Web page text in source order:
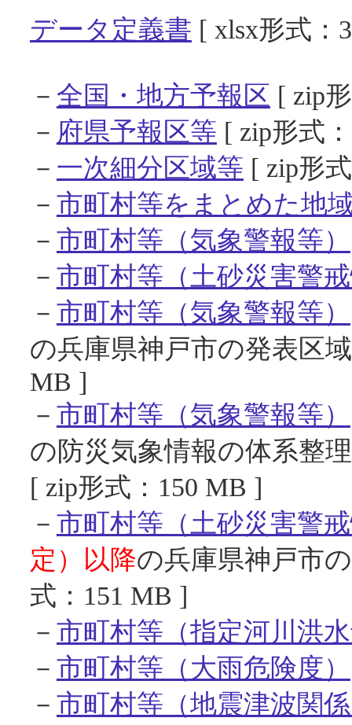
データ定義書 [ xlsx形式：
－ 全国・地方予報区 [ zip
－ 府県予報区等 [ zip形式
－ 一次細分区域等 [ zip形
－ 市町村等をまとめた地
－ 市町村等（気象警報等）
－ 市町村等（土砂災害警
－ 市町村等（気象警報等）
の兵庫県神戸市の発表区
MB ]
－ 市町村等（気象警報等）
の防災気象情報の体系整
[ zip形式：150 MB ]
－ 市町村等（土砂災害警
定）以降の兵庫県神戸市
式：151 MB ]
－ 市町村等（指定河川洪
－ 市町村等（大雨危険度）
－ 市町村等（地震津波関